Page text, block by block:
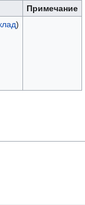
Примечание
)